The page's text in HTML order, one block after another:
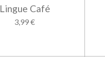
Lingue Café
3,99 €